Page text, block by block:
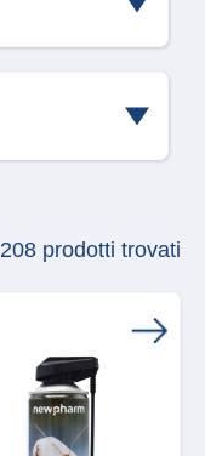
208 prodotti trovati